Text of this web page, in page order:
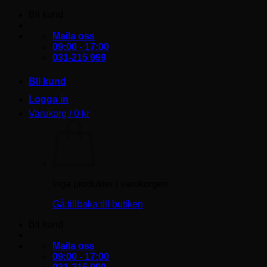
Maila oss
09:00 - 17:00
031-215 999
Bli kund
Logga in
Varukorg /0 kr
Gå tillbaka till butiken
Maila oss
09:00 - 17:00